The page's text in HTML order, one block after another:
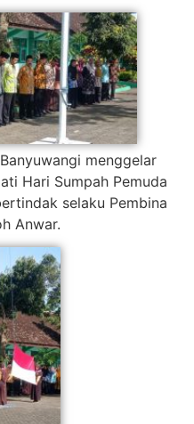
menggelar
Hari Sumpah Pemuda
selaku Pembina
Anwar.